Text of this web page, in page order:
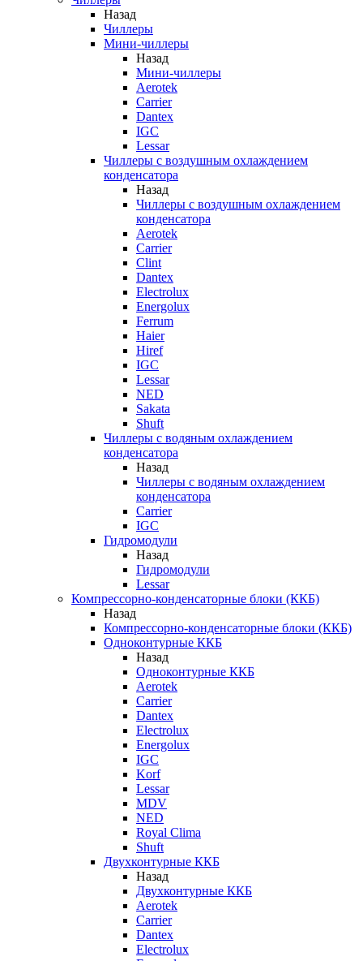
Назад
Чиллеры
Мини-чиллеры
Назад
Мини-чиллеры
Aerotek
Carrier
Dantex
IGC
Lessar
Чиллеры с воздушным охлаждением
конденсатора
Назад
Чиллеры с воздушным охлаждением
конденсатора
Aerotek
Carrier
Clint
Dantex
Electrolux
Energolux
Ferrum
Haier
Hiref
IGC
Lessar
NED
Sakata
Shuft
Чиллеры с водяным охлаждением
конденсатора
Назад
Чиллеры с водяным охлаждением
конденсатора
Carrier
IGC
Гидромодули
Назад
Гидромодули
Lessar
Компрессорно-конденсаторные блоки (ККБ)
Назад
Компрессорно-конденсаторные блоки (ККБ)
Одноконтурные ККБ
Назад
Одноконтурные ККБ
Aerotek
Carrier
Dantex
Electrolux
Energolux
IGC
Korf
Lessar
MDV
NED
Royal Clima
Shuft
Двухконтурные ККБ
Назад
Двухконтурные ККБ
Aerotek
Carrier
Dantex
Electrolux